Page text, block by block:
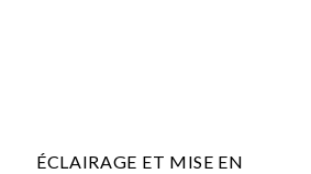
ÉCLAIRAGE ET MISE EN